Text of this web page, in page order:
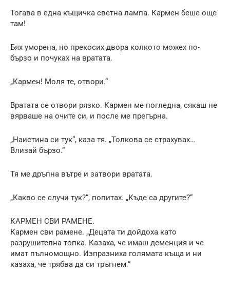
Тогава в една къщичка светна лампа. Кармен беше още
там!
Бях уморена, но прекосих двора колкото можех по-
бързо и почуках на вратата.
„Кармен! Моля те, отвори.“
Вратата се отвори рязко. Кармен ме погледна, сякаш не
вярваше на очите си, и после ме прегърна.
„Наистина си тук“, каза тя. „Толкова се страхувах…
Влизай бързо.“
Тя ме дръпна вътре и затвори вратата.
„Какво се случи тук?“, попитах. „Къде са другите?“
КАРМЕН СВИ РАМЕНЕ.
Кармен сви рамене. „Децата ти дойдоха като
разрушителна топка. Казаха, че имаш деменция и че
имат пълномощно. Изпразниха голямата къща и ни
казаха, че трябва да си тръгнем.“